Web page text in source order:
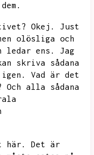
Okej.
Just
olösliga och
ledar ens.
Jag
skriva sådana
Vad är det
Och alla sådana
här.
Det är